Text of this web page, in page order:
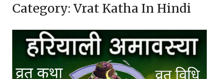
Category: Vrat Katha In Hindi